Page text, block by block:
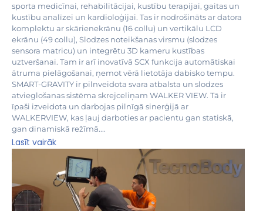
sporta medicīnai, rehabilitācijai, kustību terapijai, gaitas un
kustību analīzei un kardioloģijai. Tas ir nodrošināts ar datora
komplektu ar skārienekrānu (16 collu) un vertikālu LCD
ekrānu (49 collu), Slodzes noteikšanas virsmu (slodzes
sensora matricu) un integrētu 3D kameru kustības
uztveršanai. Tam ir arī inovatīvā SCX funkcija automātiskai
ātruma pielāgošanai, ņemot vērā lietotāja dabisko tempu.
SMART-GRAVITY ir pilnveidota svara atbalsta un slodzes
atvieglošanas sistēma skrejceliņam WALKER VIEW. Tā ir
īpaši izveidota un darbojas pilnīgā sinerģijā ar
WALKERVIEW, kas ļauj darboties ar pacientu gan statiskā,
gan dinamiskā režīmā....
Lasīt vairāk